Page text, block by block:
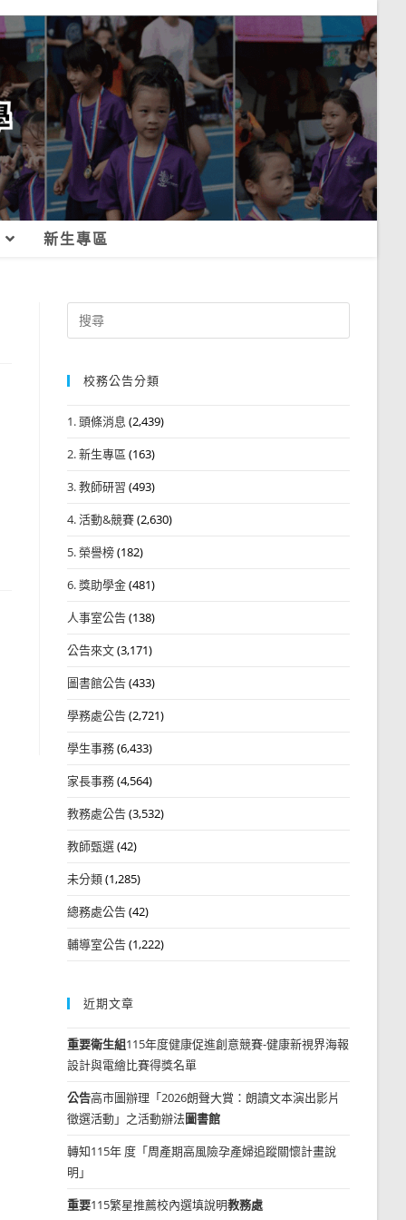
新生專區
Search
for:
校務公告分類
1. 頭條消息 (2,439)
2. 新生專區 (163)
3. 教師研習 (493)
4. 活動&競賽(2,630)
5. 榮譽榜(182)
6. 獎助學金(481)
人事室公告(138)
公告來文(3,171)
圖書館公告(433)
學務處公告(2,721)
學生事務(6,433)
家長事務(4,564)
教務處公告(3,532)
教師甄選(42)
未分類(1,285)
總務處公告(42)
輔導室公告(1,222)
近期文章
重要衛生組115年度健康促進創意競賽-健康新視界海報
設計與電繪比賽得獎名單
公告高市圖辦理「2026朗聲大賞：朗讀文本演出影片
徵選活動」之活動辦法圖書館
轉知115年 度「周產期高風險孕產婦追蹤關懷計畫說
明」
重要115繁星推薦校內選填說明教務處